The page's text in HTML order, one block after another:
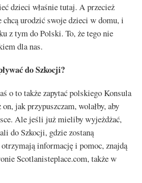
dzieci właśnie tutaj. A przecież
urodzić swoje dzieci w domu, i
z tym do Polski. To, że tego nie
dla nas.
do Szkocji?
o to także zapytać polskiego Konsula
jak przypuszczam, wolałby, aby
Ale jeśli już mieliby wyjeżdżać,
do Szkocji, gdzie zostaną
informację i pomoc, znajdą
Scotlanisteplace.com, także w